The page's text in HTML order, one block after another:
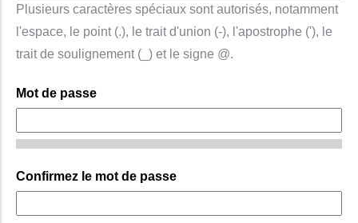
Plusieurs caractères spéciaux sont autorisés, notamment
l'espace, le point (.), le trait d'union (-), l'apostrophe ('), le
trait de soulignement (_) et le signe @.
Mot de passe
Confirmez le mot de passe